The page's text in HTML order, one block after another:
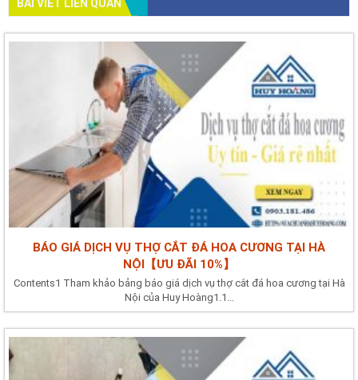
BÀI VIẾT LIÊN QUAN
BÁO GIÁ DỊCH VỤ THỢ CẮT ĐÁ HOA CƯƠNG TẠI HÀ
NỘI【ƯU ĐÃI 10%】
Contents1 Tham khảo bảng báo giá dịch vụ thợ cắt đá hoa cương tại Hà
Nội của Huy Hoàng1.1...